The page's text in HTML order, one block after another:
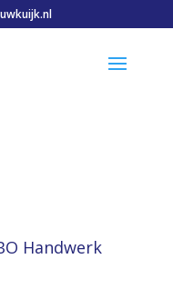
Handwerk